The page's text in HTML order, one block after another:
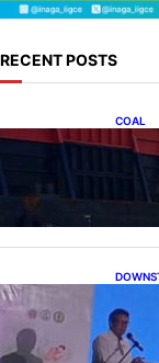
RECENT POSTS
COAL
dari